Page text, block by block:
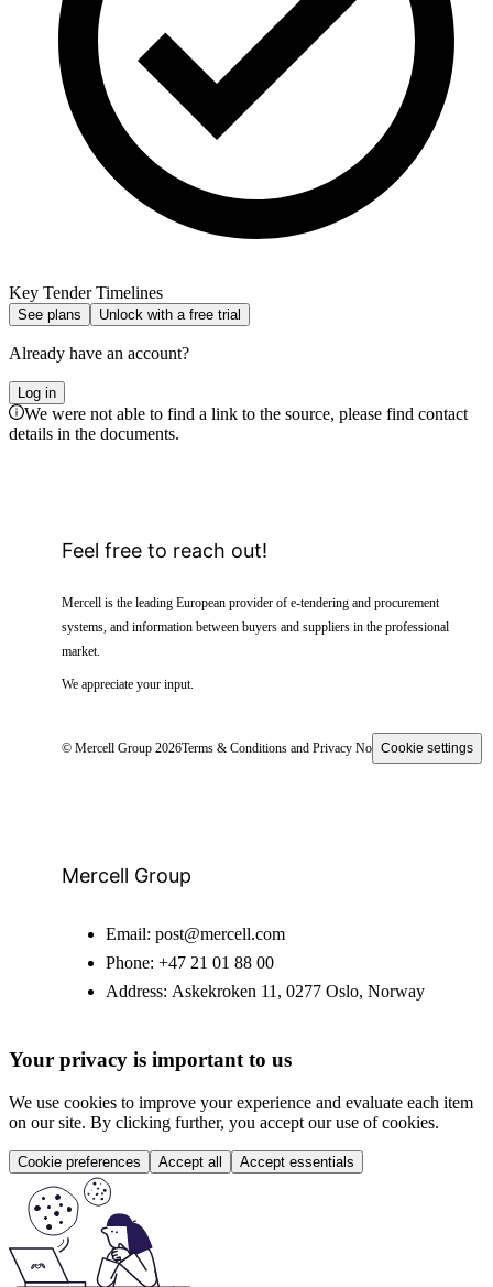
Key Tender Timelines
See plans Unlock with a free trial
Already have an account?
Log in
We were not able to find a link to the source, please find contact
details in the documents.
Feel free to reach out!
Mercell is the leading European provider of e-tendering and procurement
systems, and information between buyers and suppliers in the professional
market.
We appreciate your input.
© Mercell Group 2026Terms & Conditions and Privacy NoticeCookie settings
Mercell Group
Email: post@mercell.com
Phone: +47 21 01 88 00
Address: Askekroken 11, 0277 Oslo, Norway
Your privacy is important to us
We use cookies to improve your experience and evaluate each item
on our site. By clicking further, you accept our use of cookies.
Cookie preferences Accept all Accept essentials